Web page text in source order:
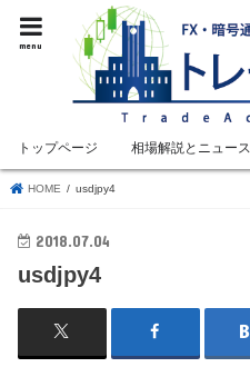
menu
トップページ 相場解説とニュース
HOME usdjpy4
2018.07.04
usdjpy4